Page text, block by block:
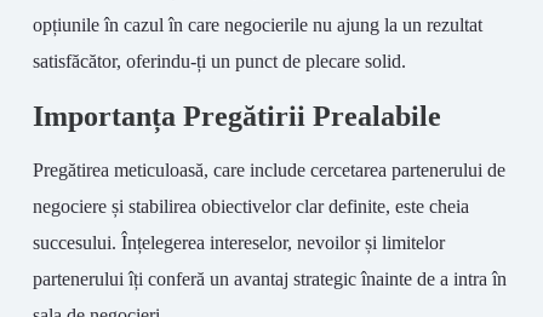
opțiunile în cazul în care negocierile nu ajung la un rezultat
satisfăcător, oferindu-ți un punct de plecare solid.
Importanța Pregătirii Prealabile
Pregătirea meticuloasă, care include cercetarea partenerului de
negociere și stabilirea obiectivelor clar definite, este cheia
succesului. Înțelegerea intereselor, nevoilor și limitelor
partenerului îți conferă un avantaj strategic înainte de a intra în